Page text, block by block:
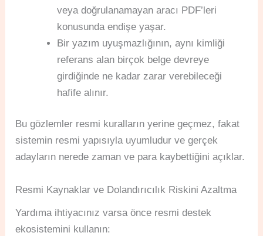
veya doğrulanamayan aracı PDF’leri
konusunda endişe yaşar.
Bir yazım uyuşmazlığının, aynı kimliği
referans alan birçok belge devreye
girdiğinde ne kadar zarar verebileceği
hafife alınır.
Bu gözlemler resmi kuralların yerine geçmez, fakat
sistemin resmi yapısıyla uyumludur ve gerçek
adayların nerede zaman ve para kaybettiğini açıklar.
Resmi Kaynaklar ve Dolandırıcılık Riskini Azaltma
Yardıma ihtiyacınız varsa önce resmi destek
ekosistemini kullanın: